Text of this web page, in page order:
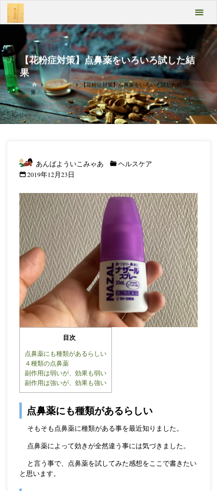
テ
ツ
へ
ス
キ
ッ
プ
ばよ
うい
こみ
ゃあ
Take
it
【花粉症対策】点鼻薬をいろいろ試した結
果
ホ
ー
ム
ヘルスケア
【花粉症対策】点鼻薬をいろいろ試した結
果
あんばよういこみゃあ
ヘルスケア
2019年12月23日
目次
点鼻薬にも種類があるらしい
４種類の点鼻薬
副作用は弱いが、効果も弱い
副作用は強いが、効果も強い
点鼻薬にも種類があるらしい
そもそも点鼻薬に種類がある事を最近知りました。
点鼻薬によって効きが全然違う事には気づきました。
と言う事で、点鼻薬を試してみた感想をここで書きたい
と思います。